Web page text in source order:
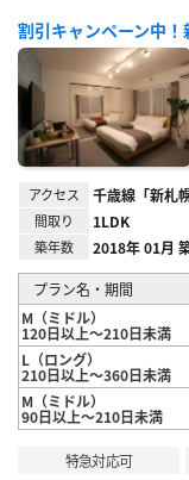
割引キャンペーン中
アクセス 千歳線「新札
間取り 1LDK
築年数 2018年 01月
プラン名・期間
M（ミドル）
120日以上～210日未満
L（ロング）
210日以上～360日未満
M（ミドル）
90日以上～210日未満
特急対応可